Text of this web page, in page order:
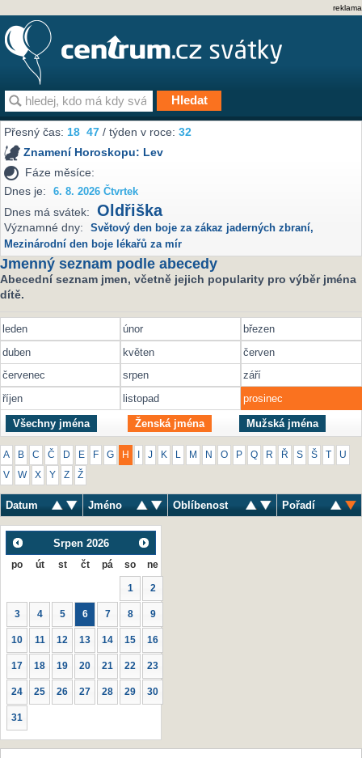
reklama
Přesný čas:18 47 / týden v roce:32
Znamení Horoskopu: Lev
Fáze měsíce:
Dnes je:
6. 8. 2026 Čtvrtek
Dnes má svátek: Oldřiška
Významné dny: Světový den boje za zákaz jaderných zbraní,
Mezinárodní den boje lékařů za mír
Jmenný seznam podle abecedy
Abecední seznam jmen, včetně jejich popularity pro výběr jména
dítě.
leden únor
březen
duben
květen
červen
červenec
srpen
září
říjen
listopad prosinec
Všechny jména Ženská jména Mužská jména
A B C Č D E F G H J K M N O P Q R Ř S Š U
V W X Y Z Ž
Datum Jméno Oblíbenost Pořadí
Srpen 2026
po út st čt pá so ne
1 2
3 4 5 6 7 8 9
10 11 12 13 14 15 16
17 18 19 20 21 22 23
24 25 26 27 28 29 30
31